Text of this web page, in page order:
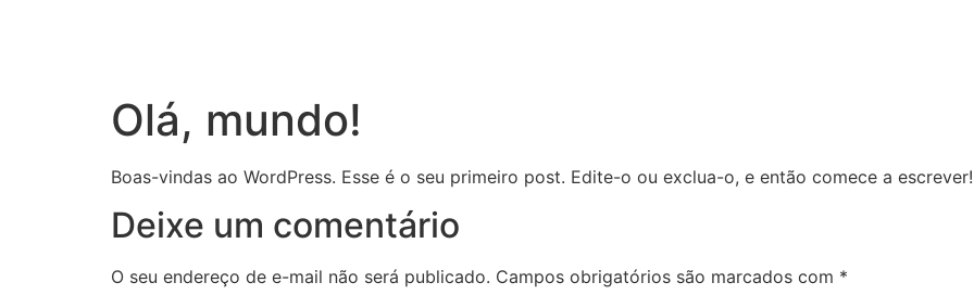
Olá, mundo!
Boas-vindas ao WordPress. Esse é o seu primeiro post. Edite-o ou exclua-o, e então comece a escrever!
Deixe um comentário
O seu endereço de e-mail não será publicado. Campos obrigatórios são marcados com *